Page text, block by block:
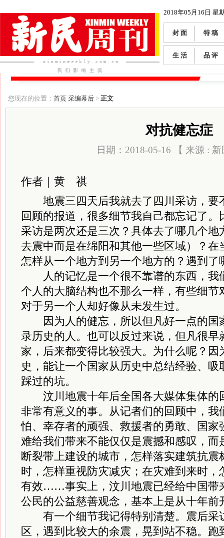
2018年05月16日 星
封 面 特 稿
生 活 品 评
您现在的位置： 首页 采编幕后 > 正文
对抗健忘症
日期：2018-05-16 【 来源 :
作者｜黄 祺
地震三四天后我就去了四川采访，要
回顾的报道，很多细节我自己都忘记了
采访是两次还是三次？具体去了哪几个地
去震中而是在绵阳和其他一些区域）？在
怎样从一个地方到另一个地方的？遇到了
人的记忆是一个很不靠谱的东西，我
个人的大脑结构也不那么一样，有些细节
对于另一个人却好像从未发生过。
因为人的健忘，所以但凡好一点的国
录历史的人。也可以反过来说，但凡很早
家，后来都变得比较强大。为什么呢？因
史，能让一个国家从历史中总结经验、
踩过的坑。
汶川地震十年后全国各大媒体集体的
非常有意义的事。从记者们的回顾中，我
怕、幸存者的顽强、救援者的勇敢、国家
难给我们带来不能仅仅是震撼和感叹，而
断裂带上建设的城市，怎样落实建筑抗
时，怎样重视防灾减灾；在灾难到来时，
有效……事实上，汶川地震已经给中国带
公民的公益慈善观念，基本上是从十年前
有一个细节我记得特别清楚。震后采
区，遇到比较大的余震，晃到站不稳。